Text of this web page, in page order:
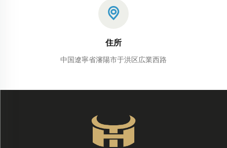
住所
中国遼寧省瀋陽市于洪区広業西路